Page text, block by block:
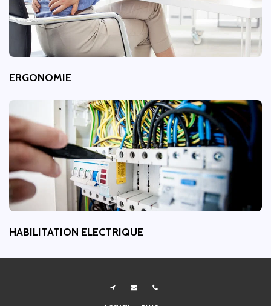
ERGONOMIE
HABILITATION ELECTRIQUE